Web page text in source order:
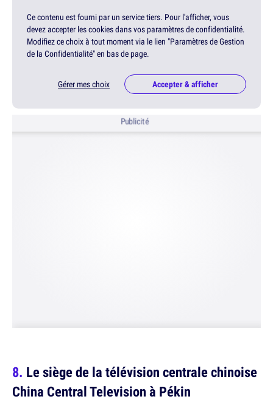
Ce contenu est fourni par un service tiers. Pour l'afficher, vous
devez accepter les cookies dans vos paramètres de confidentialité.
Modifiez ce choix à tout moment via le lien "Paramètres de Gestion
de la Confidentialité" en bas de page.
Gérer mes choix Accepter & afficher
Publicité
Le siège de la télévision centrale chinoise
China Central Television à Pékin